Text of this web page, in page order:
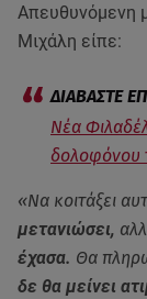
Απευθυνόμενη
Μιχάλη είπε:
Νέα
δολοφόνου
«Να κοιτάξει
μετανιώσει,
έχασα. Θα
δε θα μείνει